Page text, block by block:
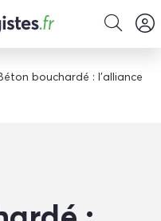
bouchardé : l’alliance